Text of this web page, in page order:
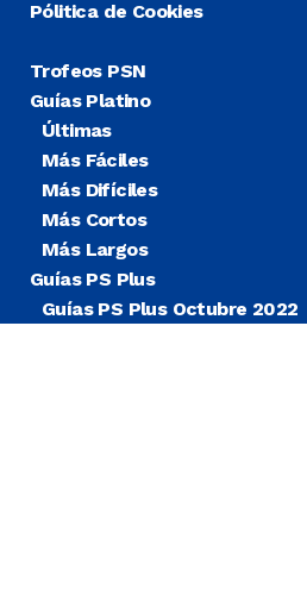
Pólitica de Cookies
Trofeos PSN
Guías Platino
Últimas
Más Fáciles
Más Difíciles
Más Cortos
Más Largos
Guías PS Plus
Guías PS Plus Octubre 2022